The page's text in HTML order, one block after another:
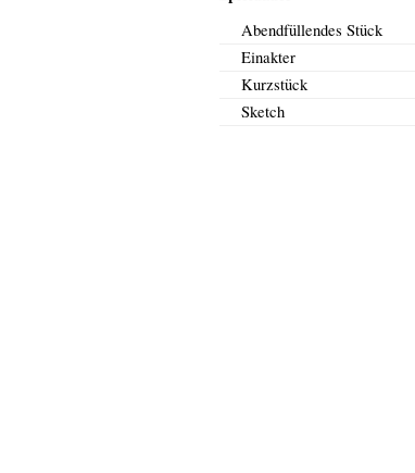
Abendfüllendes Stück
Einakter
Kurzstück
Sketch